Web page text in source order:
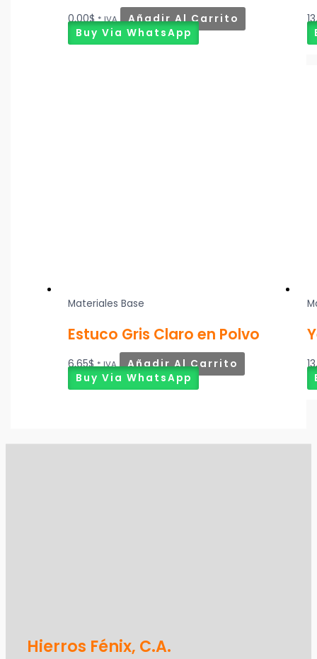
0,00$ * IVA
Añadir Al Carrito
Buy Via WhatsApp
Materiales Base
Estuco Gris Claro en Polvo
6,65$ * IVA
Añadir Al Carrito
Buy Via WhatsApp
Hierros Fénix, C.A.